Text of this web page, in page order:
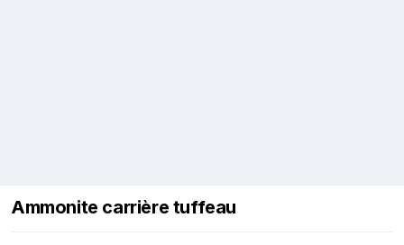
Ammonite carrière tuffeau